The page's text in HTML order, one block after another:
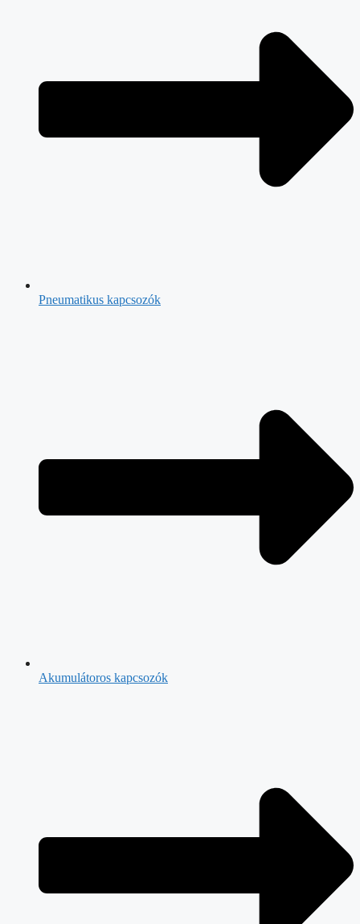
Pneumatikus kapcsozók
Akumulátoros kapcsozók